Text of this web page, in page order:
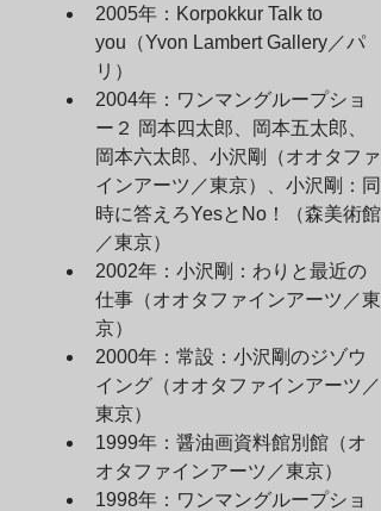
2005年：Korpokkur Talk to
you（Yvon Lambert Gallery／パ
リ）
2004年：ワンマングループショ
ー２ 岡本四太郎、岡本五太郎、
岡本六太郎、小沢剛（オオタファ
インアーツ／東京）、小沢剛：同
時に答えろYesとNo！（森美術館
／東京）
2002年：小沢剛：わりと最近の
仕事（オオタファインアーツ／東
京）
2000年：常設：小沢剛のジゾウ
イング（オオタファインアーツ／
東京）
1999年：醤油画資料館別館（オ
オタファインアーツ／東京）
1998年：ワンマングループショ